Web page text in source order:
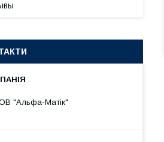
"Альфа-Матік"